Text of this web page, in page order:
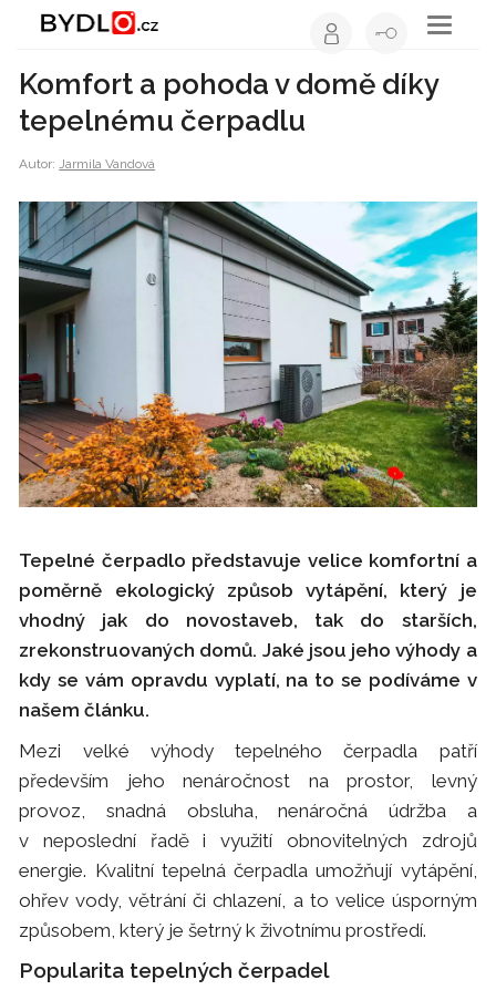
Toggle
Komfort a pohoda v domě díky
tepelnému čerpadlu
Autor:Jarmila Vandová
Tepelné čerpadlo představuje velice komfortní a
poměrně ekologický způsob vytápění, který je
vhodný jak do novostaveb, tak do starších,
zrekonstruovaných domů. Jaké jsou jeho výhody a
kdy se vám opravdu vyplatí, na to se podíváme v
našem článku.
Mezi velké výhody tepelného čerpadla patří
především jeho nenáročnost na prostor, levný
provoz, snadná obsluha, nenáročná údržba a
v neposlední řadě i využití obnovitelných zdrojů
energie. Kvalitní tepelná čerpadla umožňují vytápění,
ohřev vody, větrání či chlazení, a to velice úsporným
způsobem, který je šetrný k životnímu prostředí.
Popularita tepelných čerpadel